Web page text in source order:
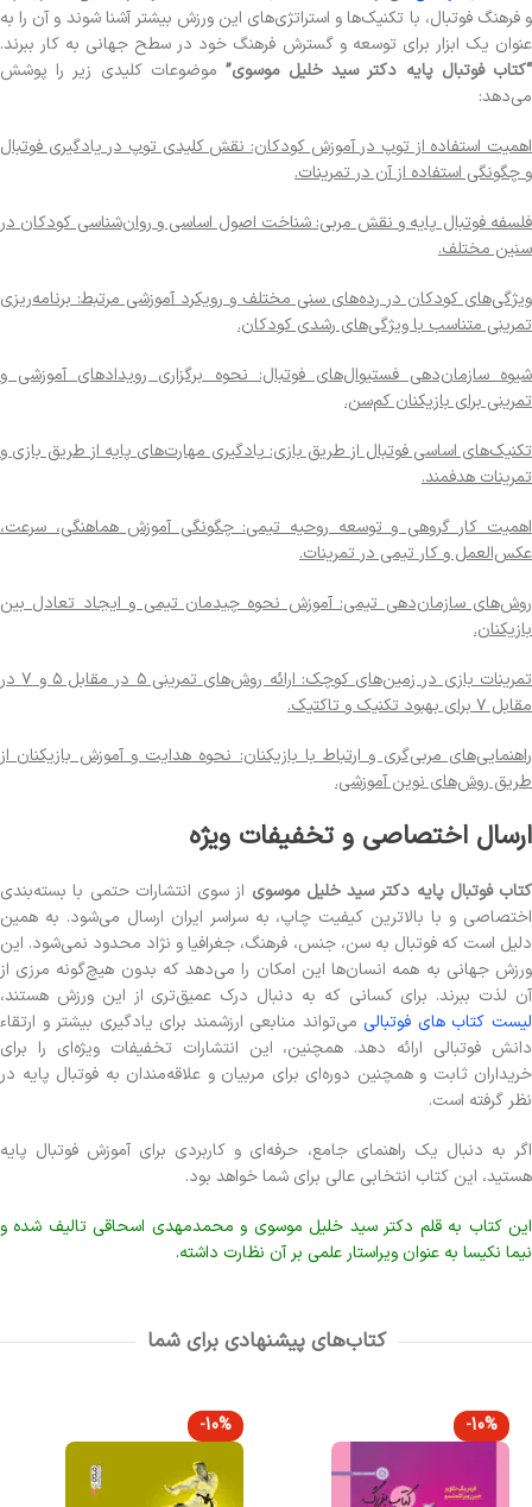
و فرهنگ فوتبال، با تکنیک‌ها و استراتژی‌های این ورزش بیشتر آشنا شوند و آن را به
عنوان یک ابزار برای توسعه و گسترش فرهنگ خود در سطح جهانی به کار ببرند.
“کتاب فوتبال پایه دکتر سید خلیل موسوی” موضوعات کلیدی زیر را پوشش
می‌دهد:
اهمیت استفاده از توپ در آموزش کودکان: نقش کلیدی توپ در یادگیری فوتبال
و چگونگی استفاده از آن در تمرینات.
فلسفه فوتبال پایه و نقش مربی: شناخت اصول اساسی و روان‌شناسی کودکان در
سنین مختلف.
ویژگی‌های کودکان در رده‌های سنی مختلف و رویکرد آموزشی مرتبط: برنامه‌ریزی
تمرینی متناسب با ویژگی‌های رشدی کودکان.
شیوه سازمان‌دهی فستیوال‌های فوتبال: نحوه برگزاری رویدادهای آموزشی و
تمرینی برای بازیکنان کم‌سن.
تکنیک‌های اساسی فوتبال از طریق بازی: یادگیری مهارت‌های پایه از طریق بازی و
تمرینات هدفمند.
اهمیت کار گروهی و توسعه روحیه تیمی: چگونگی آموزش هماهنگی، سرعت،
عکس‌العمل و کار تیمی در تمرینات.
روش‌های سازمان‌دهی تیمی: آموزش نحوه چیدمان تیمی و ایجاد تعادل بین
بازیکنان.
تمرینات بازی در زمین‌های کوچک: ارائه روش‌های تمرینی ۵ در مقابل ۵ و ۷ در
مقابل ۷ برای بهبود تکنیک و تاکتیک.
راهنمایی‌های مربی‌گری و ارتباط با بازیکنان: نحوه هدایت و آموزش بازیکنان از
طریق روش‌های نوین آموزشی​.
ارسال اختصاصی و تخفیفات ویژه
کتاب فوتبال پایه دکتر سید خلیل موسوی از سوی انتشارات حتمی با بسته‌بندی
اختصاصی و با بالاترین کیفیت چاپ، به سراسر ایران ارسال می‌شود. به همین
دلیل است که فوتبال به سن، جنس، فرهنگ، جغرافیا و نژاد محدود نمی‌شود. این
ورزش جهانی به همه انسان‌ها این امکان را می‌دهد که بدون هیچ‌گونه مرزی از
آن لذت ببرند. برای کسانی که به دنبال درک عمیق‌تری از این ورزش هستند،
لیست کتاب های فوتبالی می‌تواند منابعی ارزشمند برای یادگیری بیشتر و ارتقاء
دانش فوتبالی ارائه دهد. همچنین، این انتشارات تخفیفات ویژه‌ای را برای
خریداران ثابت و همچنین دوره‌ای برای مربیان و علاقه‌مندان به فوتبال پایه در
نظر گرفته است.
اگر به دنبال یک راهنمای جامع، حرفه‌ای و کاربردی برای آموزش فوتبال پایه
هستید، این کتاب انتخابی عالی برای شما خواهد بود.
این کتاب به قلم دکتر سید خلیل موسوی و محمدمهدی اسحاقی تالیف شده و
نیما نکیسا به عنوان ویراستار علمی بر آن نظارت داشته.
کتاب‌های پیشنهادی برای شما
-10%
-10%